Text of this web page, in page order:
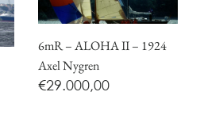
6mR – ALOHA II – 1924
Axel Nygren
€29.000,00